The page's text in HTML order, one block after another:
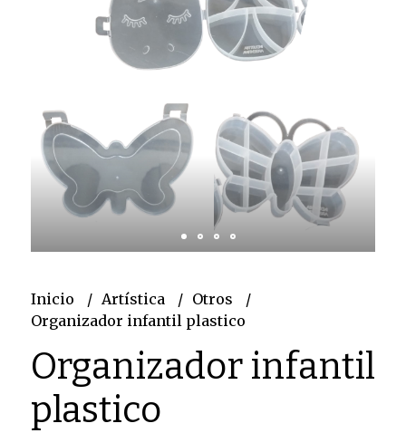
Inicio Artística
Otros
Organizador infantil plastico
Organizador infantil
plastico